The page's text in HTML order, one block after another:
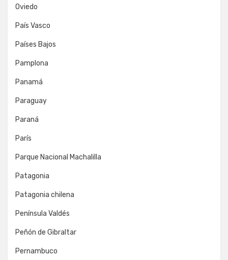
Oviedo
País Vasco
Países Bajos
Pamplona
Panamá
Paraguay
Paraná
París
Parque Nacional Machalilla
Patagonia
Patagonia chilena
Península Valdés
Peñón de Gibraltar
Pernambuco